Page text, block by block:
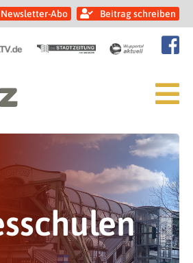
Newsletter-Abo Beitrag schreiben